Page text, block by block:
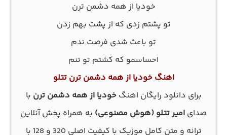
خودیا از همه دشمن ترن
تو پشتم زدی که از پشت بهم زدن
تو باعث شدی فرصت ندم
احساسمو که کشتم تو تنم
اهنگ خودیا از همه دشمن ترن تتلو
برای دانلود رایگان اهنگخودیا از همه دشمن ترن با
صدای امیر تتلو (هوش مصنوعی) به همراه پخش آنلاین
ترانه و متن کامل موزیک با کیفیت اصلی 320 و 128 با